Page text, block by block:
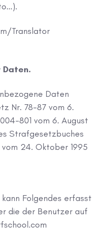
Translator
Daten.
Daten
Nr. 78-87 vom 6.
801 vom 6. August
Strafgesetzbuches
24. Oktober 1995
Folgendes erfasst
die der Benutzer auf